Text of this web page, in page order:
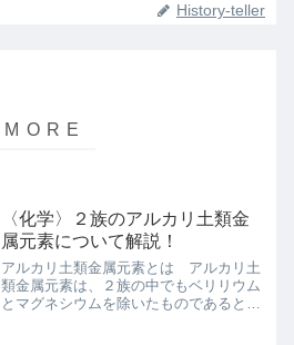
History-teller
〈化学〉２族のアルカリ土類金
属元素について解説！
アルカリ土類金属元素とは アルカリ土
類金属元素は、２族の中でもベリリウム
とマグネシウムを除いたものであるとい